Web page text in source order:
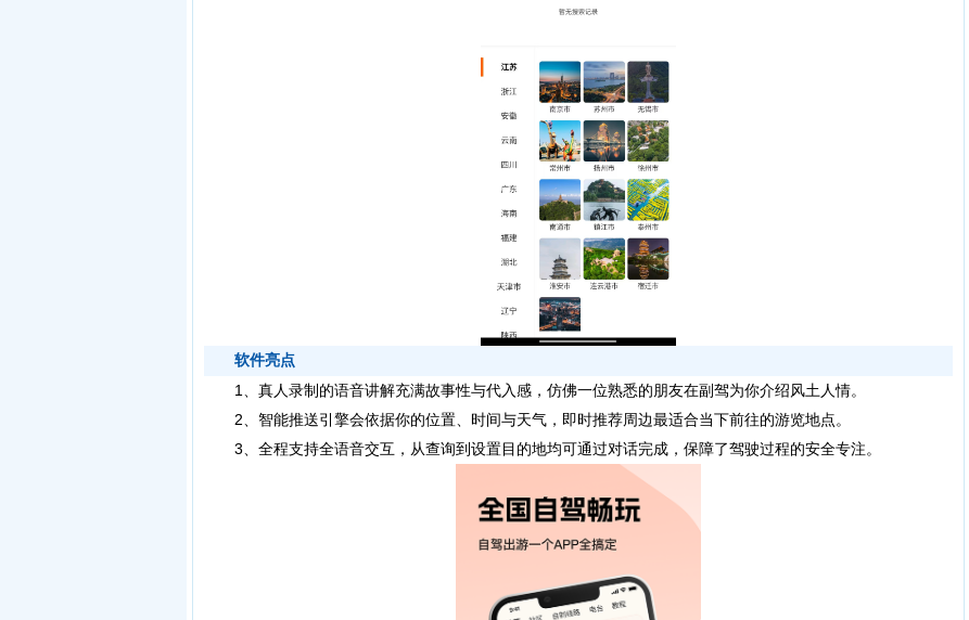
软件亮点
1、真人录制的语音讲解充满故事性与代入感，仿佛一位熟悉的朋友在副驾为你介绍风土人情。
2、智能推送引擎会依据你的位置、时间与天气，即时推荐周边最适合当下前往的游览地点。
3、全程支持全语音交互，从查询到设置目的地均可通过对话完成，保障了驾驶过程的安全专注。